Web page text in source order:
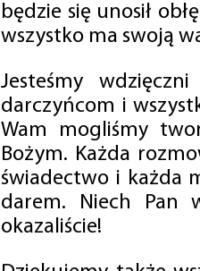
będzie się unosił
wszystko ma swoją
Jesteśmy
darczyńcom i
Wam mogliśmy
Bożym. Każda
świadectwo i każda
darem. Niech Pan
okazaliście!